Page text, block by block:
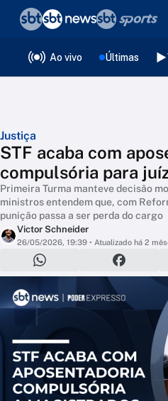
Ao vivo Últimas
Justiça
STF acaba com
compulsória para
Primeira Turma manteve decisão
ministros entendem que, com
punição passa a ser perda do cargo
Victor Schneider
26/05/2026, 19:39 • Atualizado há 2
❮voltar
Editorias